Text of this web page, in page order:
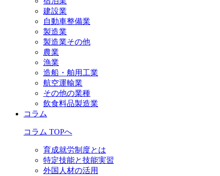
建設業
自動車整備業
製造業
製造業その他
農業
漁業
造船・舶用工業
航空運輸業
その他の業種
飲食料品製造業
コラム
コラム TOPへ
育成就労制度とは
特定技能と技能実習
外国人材の活用